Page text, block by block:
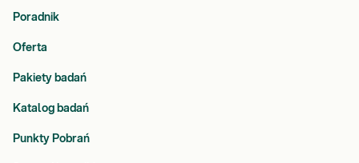
Poradnik
Oferta
Pakiety badań
Katalog badań
Punkty Pobrań